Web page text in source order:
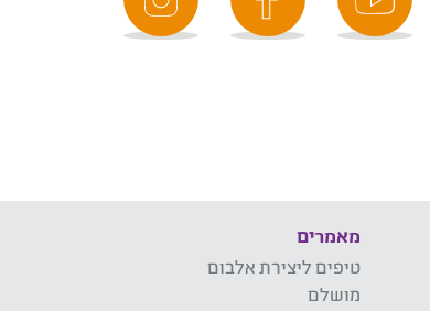
מאמרים
טיפים ליצירת אלבום
מושלם